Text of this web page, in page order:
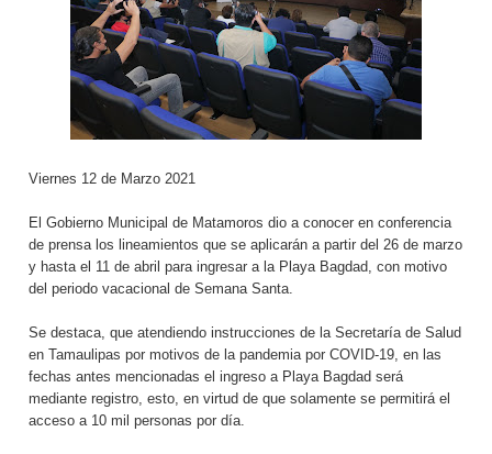
Viernes 12 de Marzo 2021
El Gobierno Municipal de Matamoros dio a conocer en conferencia
de prensa los lineamientos que se aplicarán a partir del 26 de marzo
y hasta el 11 de abril para ingresar a la Playa Bagdad, con motivo
del periodo vacacional de Semana Santa.
Se destaca, que atendiendo instrucciones de la Secretaría de Salud
en Tamaulipas por motivos de la pandemia por COVID-19, en las
fechas antes mencionadas el ingreso a Playa Bagdad será
mediante registro, esto, en virtud de que solamente se permitirá el
acceso a 10 mil personas por día.